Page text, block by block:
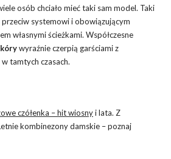
osób chciało mieć taki sam model. Taki
systemowi i obowiązującym
własnymi ścieżkami. Współczesne
wyraźnie czerpią garściami z
tamtych czasach.
czółenka – hit wiosnyi lata. Z
kombinezony damskie – poznaj